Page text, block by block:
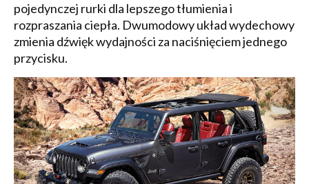
pojedynczej rurki dla lepszego tłumienia i
rozpraszania ciepła. Dwumodowy układ wydechowy
zmienia dźwięk wydajności za naciśnięciem jednego
przycisku.